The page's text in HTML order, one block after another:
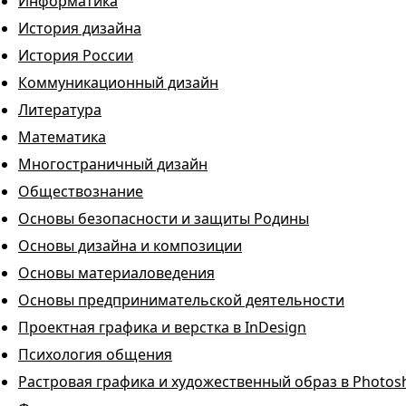
История дизайна
История России
Коммуникационный дизайн
Литература
Математика
Многостраничный дизайн
Обществознание
Основы безопасности и защиты Родины
Основы дизайна и композиции
Основы материаловедения
Основы предпринимательской деятельности
Проектная графика и верстка в InDesign
Психология общения
Растровая графика и художественный образ в